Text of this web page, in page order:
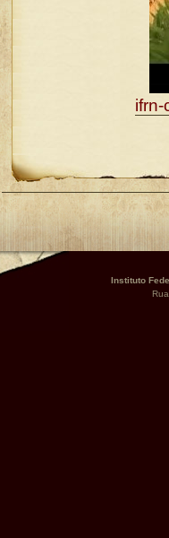
ifrn-
Ações
documento
Instituto